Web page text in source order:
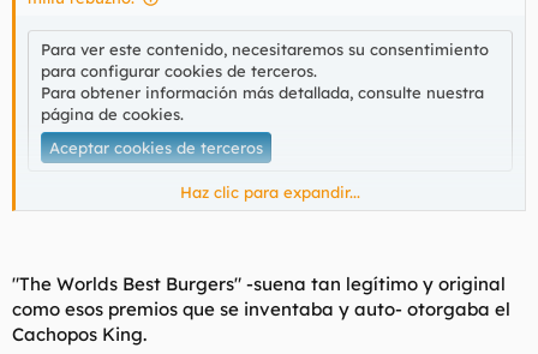
Para ver este contenido, necesitaremos su consentimiento
para configurar cookies de terceros.
Para obtener información más detallada, consulte nuestra
página de cookies.
Aceptar cookies de terceros
Haz clic para expandir...
"The Worlds Best Burgers" -suena tan legítimo y original
como esos premios que se inventaba y auto- otorgaba el
Cachopos King.